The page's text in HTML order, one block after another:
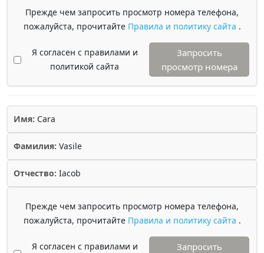
Прежде чем запросить просмотр номера телефона,
пожалуйста, прочитайте Правила и политику сайта .
Я согласен с правилами и
политикой сайта
Запросить
просмотр номера
Имя: Cara
Фамилия: Vasile
Отчество: Iacob
Прежде чем запросить просмотр номера телефона,
пожалуйста, прочитайте Правила и политику сайта .
Я согласен с правилами и
Запросить